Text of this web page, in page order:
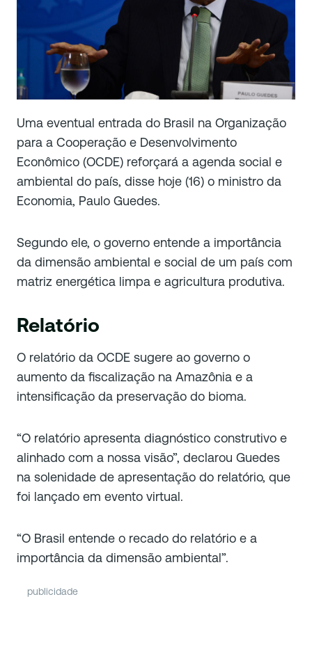
Uma eventual entrada do Brasil na Organização
para a Cooperação e Desenvolvimento
Econômico (OCDE) reforçará a agenda social e
ambiental do país, disse hoje (16) o ministro da
Economia, Paulo Guedes.
Segundo ele, o governo entende a importância
da dimensão ambiental e social de um país com
matriz energética limpa e agricultura produtiva.
Relatório
O relatório da OCDE sugere ao governo o
aumento da fiscalização na Amazônia e a
intensificação da preservação do bioma.
“O relatório apresenta diagnóstico construtivo e
alinhado com a nossa visão”, declarou Guedes
na solenidade de apresentação do relatório, que
foi lançado em evento virtual.
“O Brasil entende o recado do relatório e a
importância da dimensão ambiental”.
publicidade